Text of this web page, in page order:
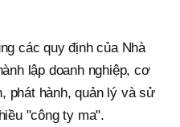
các quy định của Nhà
lập doanh nghiệp, cơ
phát hành, quản lý và sử
"công ty ma".